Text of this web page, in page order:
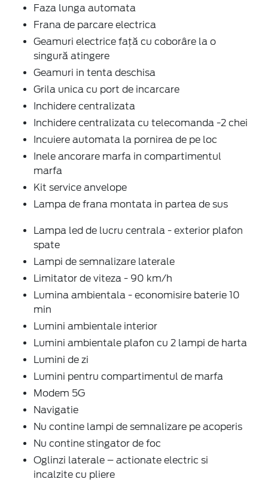
Faza lunga automata
Frana de parcare electrica
Geamuri electrice faţă cu coborâre la o
singură atingere
Geamuri in tenta deschisa
Grila unica cu port de incarcare
Inchidere centralizata
Inchidere centralizata cu telecomanda -2 chei
Incuiere automata la pornirea de pe loc
Inele ancorare marfa in compartimentul
marfa
Kit service anvelope
Lampa de frana montata in partea de sus
Lampa led de lucru centrala - exterior plafon
spate
Lampi de semnalizare laterale
Limitator de viteza - 90 km/h
Lumina ambientala - economisire baterie 10
min
Lumini ambientale interior
Lumini ambientale plafon cu 2 lampi de harta
Lumini de zi
Lumini pentru compartimentul de marfa
Modem 5G
Navigatie
Nu contine lampi de semnalizare pe acoperis
Nu contine stingator de foc
Oglinzi laterale – actionate electric si
incalzite cu pliere